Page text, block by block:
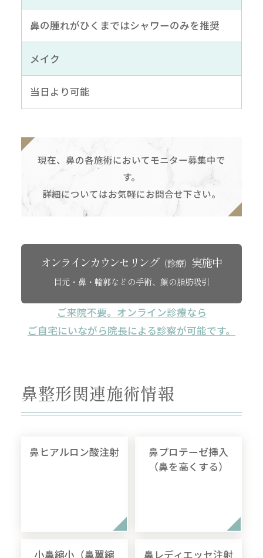
鼻の腫れがひくまではシャワーのみを推奨
メイク
当日より可能
現在、鼻の各施術においてモニター募集中で
す。
詳細についてはお気軽にお問合せ下さい。
オンラインカウンセリング（診療） 実施中
目元・鼻・輪郭などの手術、顔の脂肪吸引
ご来院不要。オンライン診療なら
ご自宅にいながら院長による診察が可能です。
鼻整形関連施術情報
鼻ヒアルロン酸注射
鼻プロテーゼ挿入
（鼻を高くする）
小鼻縮小（鼻翼縮 鼻レディエッセ注射